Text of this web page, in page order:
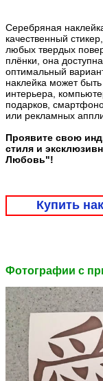
Серебряная
качественный
любых твердых
плёнки, она
оптимальный
наклейка может
интерьера,
подарков,
или рекламных
Проявите свою
стиля и
Любовь"!
Купить
Фотографии c